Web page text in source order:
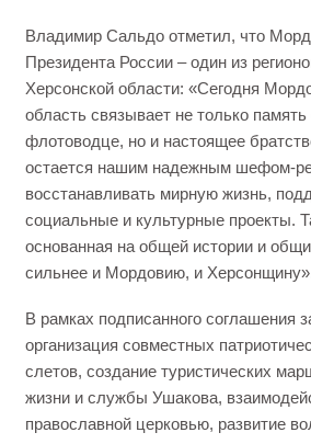
Владимир Сальдо отметил, что
Президента России – один из
Херсонской области: «Сегодня
область связывает не только
флотоводце, но и настоящее
остается нашим надежным шефом-
восстанавливать мирную жизнь,
социальные и культурные проекты.
основанная на общей истории и
сильнее и Мордовию, и
В рамках подписанного соглашения
организация совместных
слетов, создание туристических
жизни и службы Ушакова,
православной церковью, развитие